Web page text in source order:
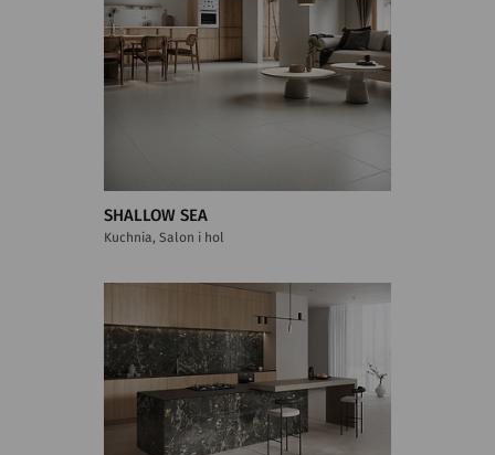
SHALLOW SEA
Kuchnia, Salon i hol